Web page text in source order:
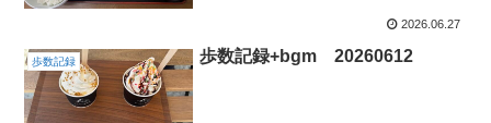
2026.06.27
歩数記録 歩数記録+bgm 20260612